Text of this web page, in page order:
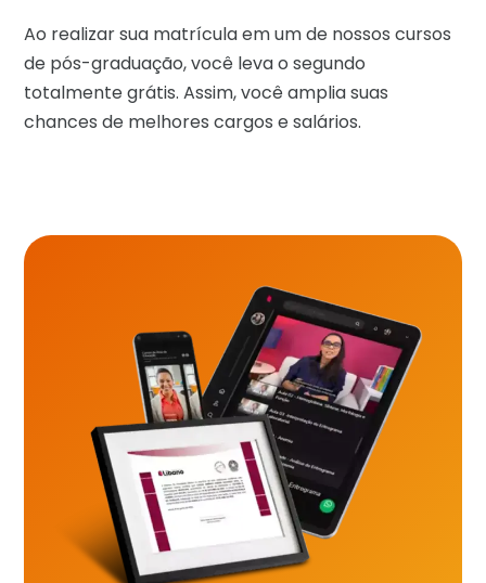
Ao realizar sua matrícula em um de nossos cursos
de pós-graduação, você leva o segundo
totalmente grátis. Assim, você amplia suas
chances de melhores cargos e salários.